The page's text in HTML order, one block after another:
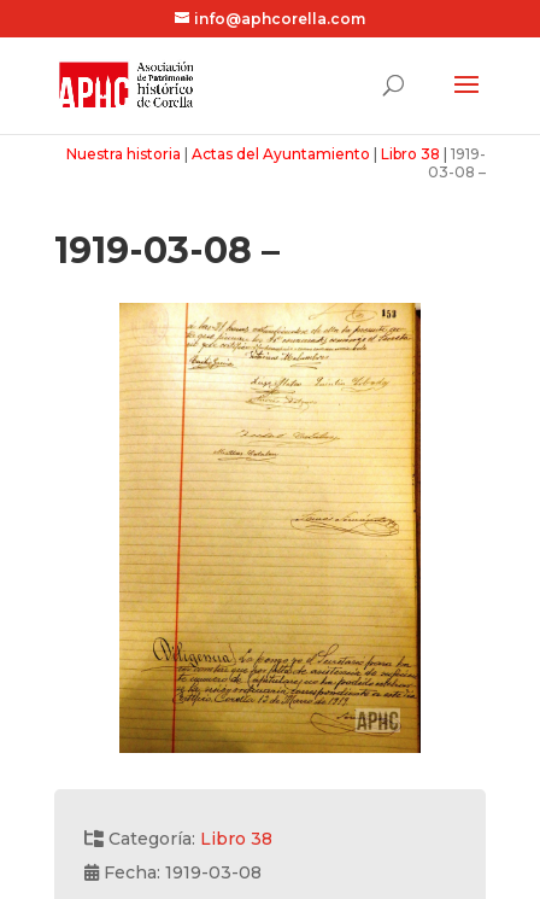
info@aphcorella.com
Nuestra historia |Actas del Ayuntamiento |Libro 38 |1919-
03-08 –
1919-03-08 –
Categoría: Libro 38
Fecha: 1919-03-08